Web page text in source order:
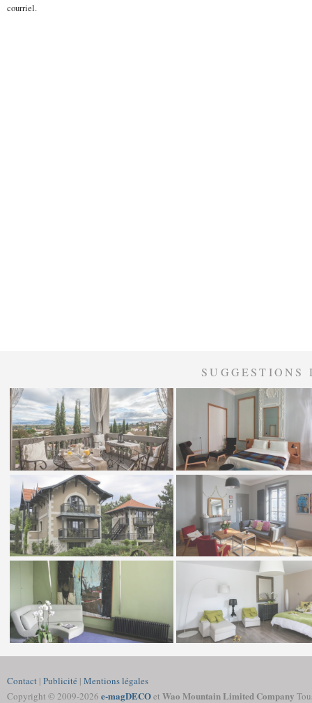
courriel.
Contact | Publicité | Mentions légales
Copyright © 2009-2026 e-magDECOet Wao Mountain Limited Company